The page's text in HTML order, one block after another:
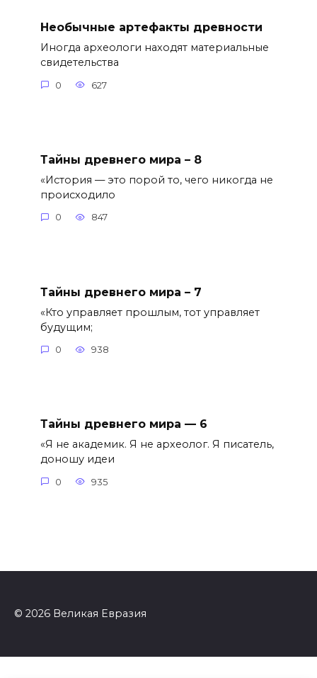
Необычные артефакты древности
Иногда археологи находят материальные
свидетельства
0 627
Тайны древнего мира – 8
«История — это порой то, чего никогда не
происходило
0 847
Тайны древнего мира – 7
«Кто управляет прошлым, тот управляет
будущим;
0 938
Тайны древнего мира — 6
«Я не академик. Я не археолог. Я писатель,
доношу идеи
0 935
© 2026 Великая Евразия